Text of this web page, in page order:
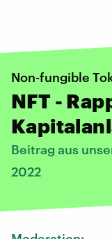
Non-fungible
NFT -
Beitrag aus
2022